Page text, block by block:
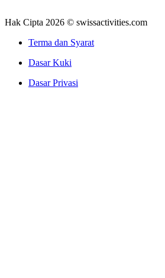
Hak Cipta 2026 © swissactivities.com
Terma dan Syarat
Dasar Kuki
Dasar Privasi